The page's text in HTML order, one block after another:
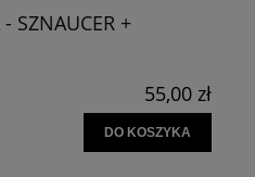
SZNAUCER +
55,00 zł
DO KOSZYKA